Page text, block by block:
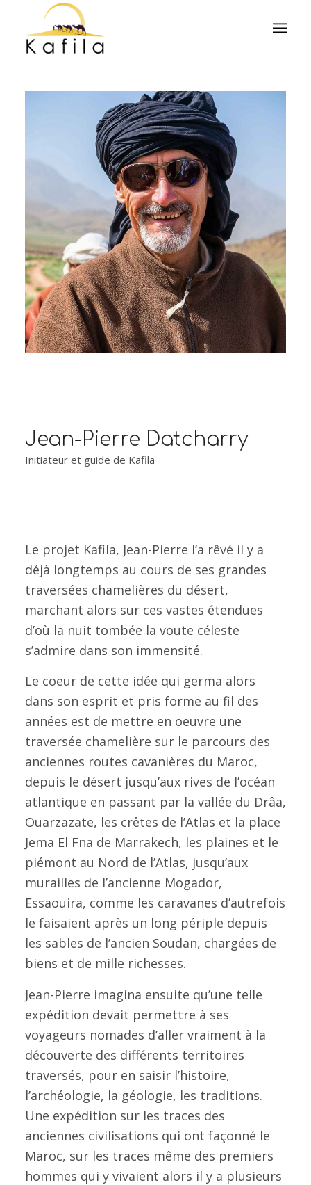
Jean-Pierre Datcharry
Initiateur et guide de Kafila
Le projet Kafila, Jean-Pierre l’a rêvé il y a
déjà longtemps au cours de ses grandes
traversées chamelières du désert,
marchant alors sur ces vastes étendues
d’où la nuit tombée la voute céleste
s’admire dans son immensité.
Le coeur de cette idée qui germa alors
dans son esprit et pris forme au fil des
années est de mettre en oeuvre une
traversée chamelière sur le parcours des
anciennes routes cavanières du Maroc,
depuis le désert jusqu’aux rives de l’océan
atlantique en passant par la vallée du Drâa,
Ouarzazate, les crêtes de l’Atlas et la place
Jema El Fna de Marrakech, les plaines et le
piémont au Nord de l’Atlas, jusqu’aux
murailles de l’ancienne Mogador,
Essaouira, comme les caravanes d’autrefois
le faisaient après un long périple depuis
les sables de l’ancien Soudan, chargées de
biens et de mille richesses.
Jean-Pierre imagina ensuite qu’une telle
expédition devait permettre à ses
voyageurs nomades d’aller vraiment à la
découverte des différents territoires
traversés, pour en saisir l’histoire,
l’archéologie, la géologie, les traditions.
Une expédition sur les traces des
anciennes civilisations qui ont façonné le
Maroc, sur les traces même des premiers
hommes qui y vivaient alors il y a plusieurs